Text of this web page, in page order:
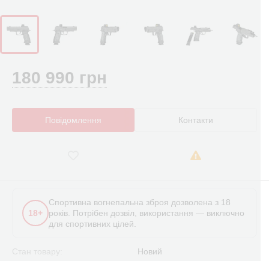
180 990 грн
Повідомлення Контакти
18+
Спортивна вогнепальна зброя дозволена з 18
років. Потрібен дозвіл, використання — виключно
для спортивних цілей.
Новий